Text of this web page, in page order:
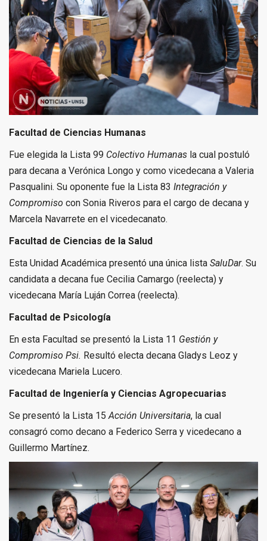
Facultad de Ciencias Humanas
Fue elegida la Lista 99 Colectivo Humanas la cual postuló
para decana a Verónica Longo y como vicedecana a Valeria
Pasqualini. Su oponente fue la Lista 83 Integración y
Compromiso con Sonia Riveros para el cargo de decana y
Marcela Navarrete en el vicedecanato.
Facultad de Ciencias de la Salud
Esta Unidad Académica presentó una única lista SaluDar. Su
candidata a decana fue Cecilia Camargo (reelecta) y
vicedecana María Luján Correa (reelecta).
Facultad de Psicología
En esta Facultad se presentó la Lista 11 Gestión y
Compromiso Psi. Resultó electa decana Gladys Leoz y
vicedecana Mariela Lucero.
Facultad de Ingeniería y Ciencias Agropecuarias
Se presentó la Lista 15Acción Universitaria, la cual
consagró como decano a Federico Serra y vicedecano a
Guillermo Martínez.